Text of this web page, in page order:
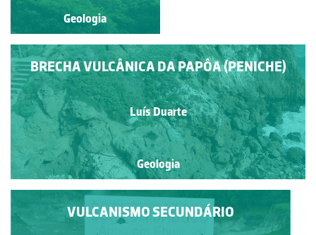
Geologia
Geologia
BRECHA VULCÂNICA DA PAPÔA (PENICHE)
Luís Duarte
Geologia
VULCANISMO SECUNDÁRIO